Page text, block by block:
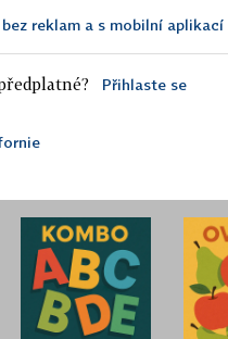
reklam a s mobilní aplikací
Přihlaste se